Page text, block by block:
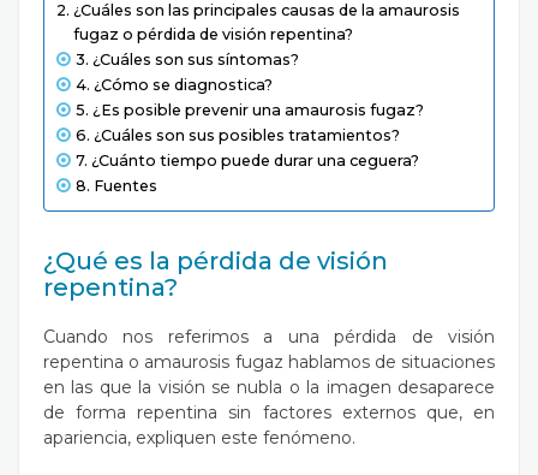
¿Cuáles son las principales causas de la amaurosis
fugaz o pérdida de visión repentina?
¿Cuáles son sus síntomas?
¿Cómo se diagnostica?
¿Es posible prevenir una amaurosis fugaz?
¿Cuáles son sus posibles tratamientos?
¿Cuánto tiempo puede durar una ceguera?
Fuentes
¿Qué es la pérdida de visión
repentina?
Cuando nos referimos a una pérdida de visión
repentina o amaurosis fugaz hablamos de situaciones
en las que la visión se nubla o la imagen desaparece
de forma repentina sin factores externos que, en
apariencia, expliquen este fenómeno.